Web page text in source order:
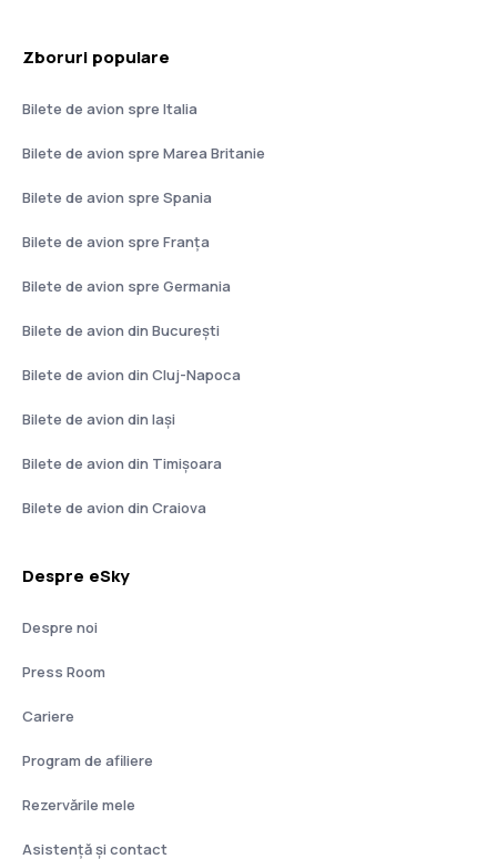
Zboruri populare
Bilete de avion spre Italia
Bilete de avion spre Marea Britanie
Bilete de avion spre Spania
Bilete de avion spre Franţa
Bilete de avion spre Germania
Bilete de avion din București
Bilete de avion din Cluj-Napoca
Bilete de avion din Iași
Bilete de avion din Timișoara
Bilete de avion din Craiova
Despre eSky
Despre noi
Press Room
Cariere
Program de afiliere
Rezervările mele
Asistenţă şi contact